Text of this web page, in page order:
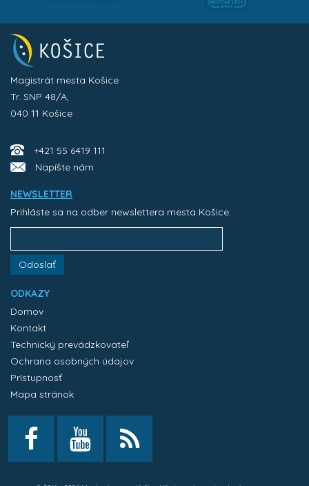
Magistrát mesta Košice
Tr. SNP 48/A,
040 11 Košice
+421 55 6419 111
Napíšte nám
NEWSLETTER
Prihláste sa na odber newslettera mesta Košice:
Odoslať
ODKAZY
Domov
Kontakt
Technický prevádzkovateľ
Ochrana osobných údajov
Prístupnosť
Mapa stránok